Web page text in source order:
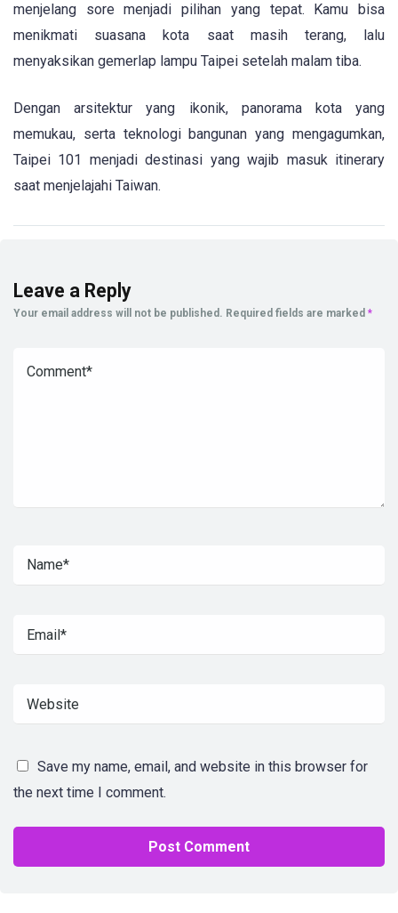
menjelang sore menjadi pilihan yang tepat. Kamu bisa
menikmati suasana kota saat masih terang, lalu
menyaksikan gemerlap lampu Taipei setelah malam tiba.
Dengan arsitektur yang ikonik, panorama kota yang
memukau, serta teknologi bangunan yang mengagumkan,
Taipei 101 menjadi destinasi yang wajib masuk itinerary
saat menjelajahi Taiwan.
Leave a Reply
Your email address will not be published. Required fields are marked *
Save my name, email, and website in this browser for
the next time I comment.